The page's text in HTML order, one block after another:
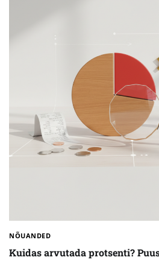
NÕUANDED
Kuidas arvutada protsenti?